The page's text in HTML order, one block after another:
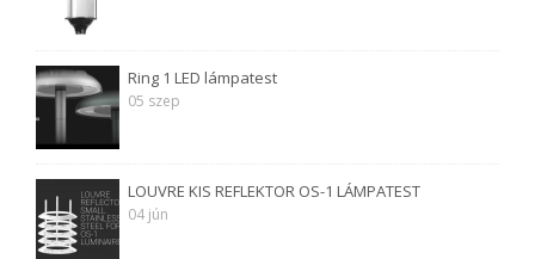
Ring 1 LED lámpatest
05 szep
LOUVRE KIS REFLEKTOR OS-1 LÁMPATEST
04 jún